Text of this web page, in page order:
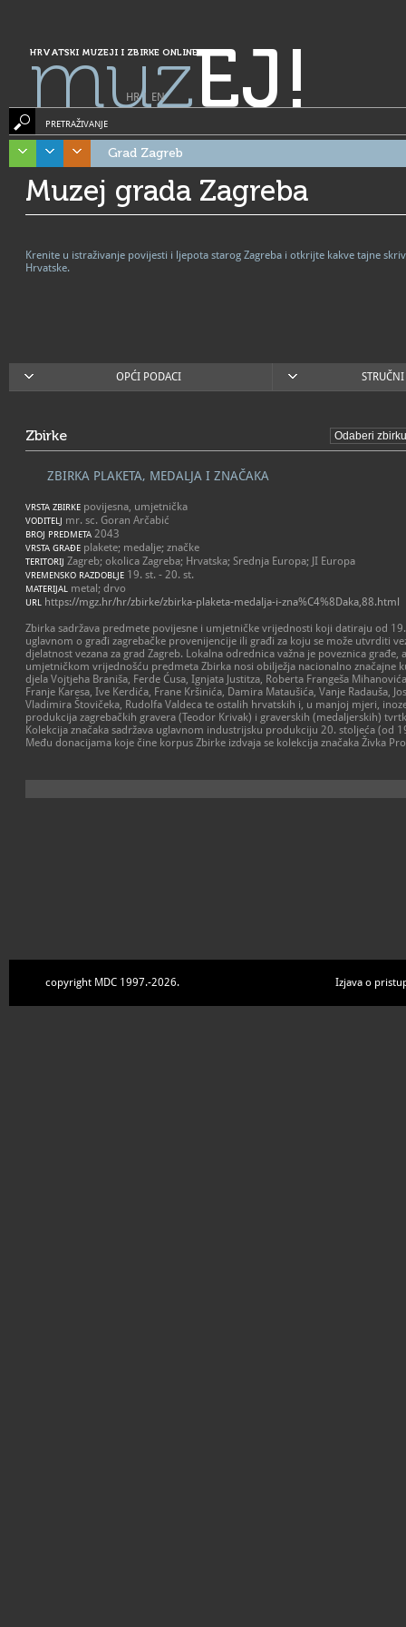
HRVATSKI MUZEJI I ZBIRKE ONLINE
muzEJ!
HR| EN
PRETRAŽIVANJE
Grad Zagreb
Muzej grada Zagreba
Krenite u istraživanje povijesti i ljepota starog Zagreba i otkrijte kakve tajne
Hrvatske.
OPĆI PODACI
Zbirke
ZBIRKA PLAKETA, MEDALJA I ZNAČAKA
VRSTA ZBIRKE povijesna, umjetnička
VODITELJ mr. sc. Goran Arčabić
BROJ PREDMETA 2043
VRSTA GRAĐE plakete; medalje; značke
TERITORIJ Zagreb; okolica Zagreba; Hrvatska; Srednja Europa; JI Europa
VREMENSKO RAZDOBLJE 19. st. - 20. st.
MATERIJAL metal; drvo
URL https://mgz.hr/hr/zbirke/zbirka-plaketa-medalja-i-zna%C4%8Daka,88.html
Zbirka sadržava predmete povijesne i umjetničke vrijednosti koji datiraju od
uglavnom o građi zagrebačke provenijencije ili građi za koju se može utvrditi
djelatnost vezana za grad Zagreb. Lokalna odrednica važna je poveznica
umjetničkom vrijednošću predmeta Zbirka nosi obilježja nacionalno značajne
djela Vojtjeha Braniša, Ferde Ćusa, Ignjata Justitza, Roberta Frangeša
Franje Karesa, Ive Kerdića, Frane Kršinića, Damira Mataušića, Vanje Radauša,
Vladimira Štovičeka, Rudolfa Valdeca te ostalih hrvatskih i, u manjoj mjeri,
produkcija zagrebačkih gravera (Teodor Krivak) i graverskih (medaljerskih)
Kolekcija značaka sadržava uglavnom industrijsku produkciju 20. stoljeća (od
Među donacijama koje čine korpus Zbirke izdvaja se kolekcija značaka Živka
copyright MDC 1997.-2026. Izjava o